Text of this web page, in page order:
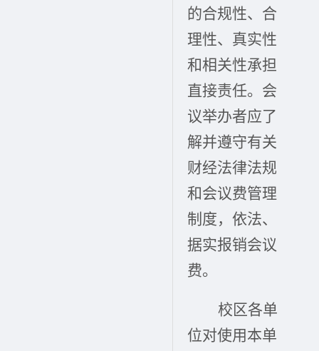
的合规性、合
理性、真实性
和相关性承担
直接责任。会
议举办者应了
解并遵守有关
财经法律法规
和会议费管理
制度，依法、
据实报销会议
费。
校区各单
位对使用本单